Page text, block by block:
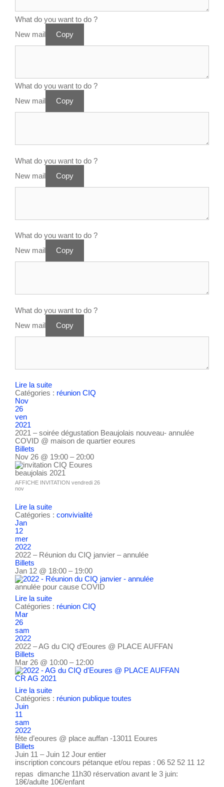
What do you want to do ?
New mail
Copy
What do you want to do ?
New mail
Copy
What do you want to do ?
New mail
Copy
What do you want to do ?
New mail
Copy
What do you want to do ?
New mail
Copy
Lire la suite
Catégories : réunion CIQ
Nov
26
ven
2021
2021 – soirée dégustation Beaujolais nouveau- annulée
COVID @ maison de quartier eoures
Billets
Nov 26 @ 19:00 – 20:00
AFFICHE INVITATION vendredi 26
nov
Lire la suite
Catégories : convivialité
Jan
12
mer
2022
2022 – Réunion du CIQ janvier – annulée
Billets
Jan 12 @ 18:00 – 19:00
annulée pour cause COVID
Lire la suite
Catégories : réunion CIQ
Mar
26
sam
2022
2022 – AG du CIQ d’Eoures @ PLACE AUFFAN
Billets
Mar 26 @ 10:00 – 12:00
CR AG 2021
Lire la suite
Catégories : réunion publique toutes
Juin
11
sam
2022
fête d’eoures @ place auffan -13011 Eoures
Billets
Juin 11 – Juin 12 Jour entier
inscription concours pétanque et/ou repas : 06 52 52 11 12
repas dimanche 11h30 réservation avant le 3 juin:
18€/adulte 10€/enfant